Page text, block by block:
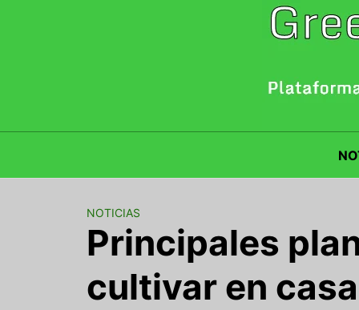
NOTICIAS
Principales
cultivar en casa